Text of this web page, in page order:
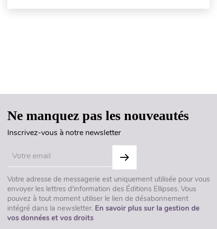
Ne manquez pas les nouveautés
Inscrivez-vous à notre newsletter
Votre adresse de messagerie est uniquement utilisée pour vous
envoyer les lettres d'information des Éditions Ellipses. Vous
pouvez à tout moment utiliser le lien de désabonnement
intégré dans la newsletter. En savoir plus sur la gestion de
vos données et vos droits